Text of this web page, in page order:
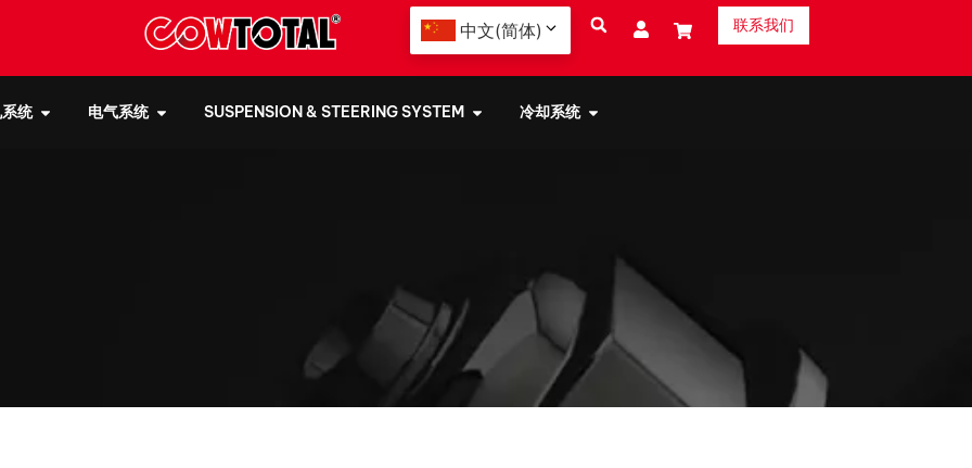
中文(简体) 联系我们
统 电气系统 SUSPENSION & STEERING SYSTEM 冷却系统